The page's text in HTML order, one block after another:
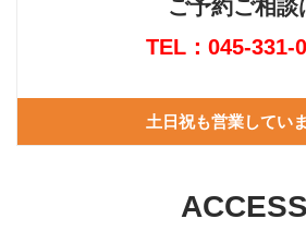
ご予約ご相談
TEL：045-331-
土日祝も営業してい
ACCESS